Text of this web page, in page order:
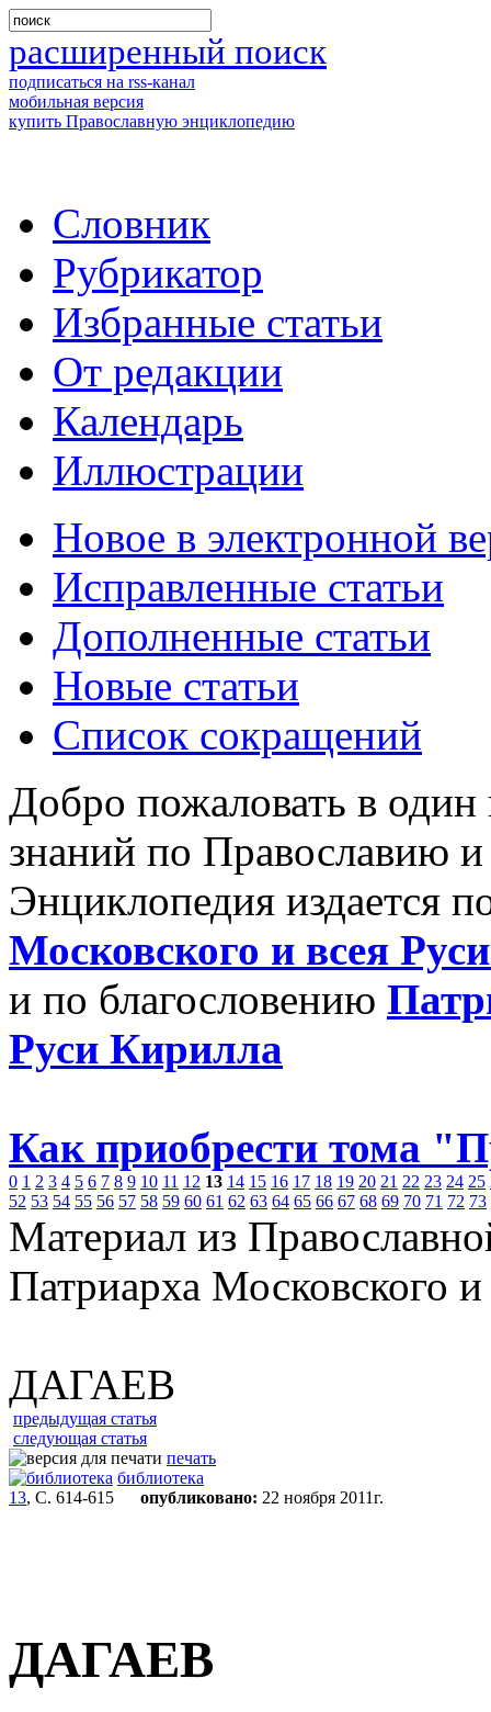
расширенный поиск
подписаться на rss-канал
мобильная версия
купить Православную энциклопедию
Словник
Рубрикатор
Избранные статьи
От редакции
Календарь
Иллюстрации
Новое в электронной
Исправленные статьи
Дополненные статьи
Новые статьи
Список сокращений
Добро пожаловать в
знаний по Православию
Энциклопедия издается
Московского и всея
и по благословению
Руси Кирилла
Как приобрести тома
0 1 2 3 4 5 6 7 8 9 10 11 12 13 14 15 16 17 18 19 20 21 22 23 24 25
52 53 54 55 56 57 58 59 60 61 62 63 64 65 66 67 68 69 70 71 72 73
Материал из
Патриарха Московского
ДАГАЕВ
предыдущая статья
следующая статья
печать
библиотека
13, С. 614-615 опубликовано: 22 ноября 2011г.
ДАГАЕВ